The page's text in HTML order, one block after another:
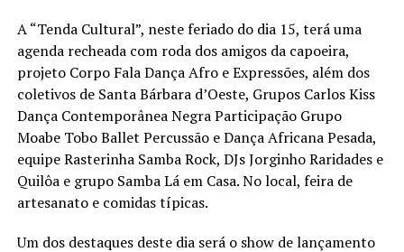
A “Tenda Cultural”, neste feriado do dia 15, terá uma
agenda recheada com roda dos amigos da capoeira,
projeto Corpo Fala Dança Afro e Expressões, além dos
coletivos de Santa Bárbara d’Oeste, Grupos Carlos Kiss
Dança Contemporânea Negra Participação Grupo
Moabe Tobo Ballet Percussão e Dança Africana Pesada,
equipe Rasterinha Samba Rock, DJs Jorginho Raridades e
Quilôa e grupo Samba Lá em Casa. No local, feira de
artesanato e comidas típicas.
Um dos destaques deste dia será o show de lançamento